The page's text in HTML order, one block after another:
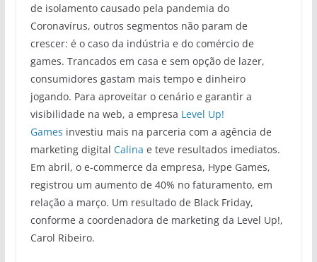
de isolamento causado pela pandemia do
Coronavírus, outros segmentos não param de
crescer: é o caso da indústria e do comércio de
games. Trancados em casa e sem opção de lazer,
consumidores gastam mais tempo e dinheiro
jogando. Para aproveitar o cenário e garantir a
visibilidade na web, a empresa Level Up!
Games investiu mais na parceria com a agência de
marketing digital Calina e teve resultados imediatos.
Em abril, o e-commerce da empresa, Hype Games,
registrou um aumento de 40% no faturamento, em
relação a março. Um resultado de Black Friday,
conforme a coordenadora de marketing da Level Up!,
Carol Ribeiro.